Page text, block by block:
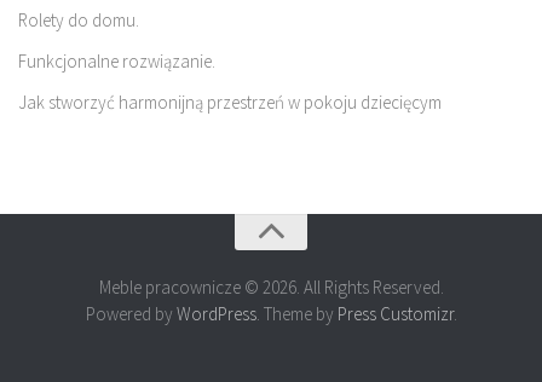
Rolety do domu.
Funkcjonalne rozwiązanie.
Jak stworzyć harmonijną przestrzeń w pokoju dziecięcym
Meble pracownicze © 2026. All Rights Reserved.
Powered by WordPress. Theme by Press Customizr.